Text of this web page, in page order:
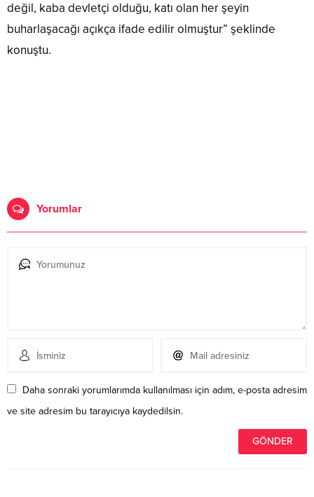
değil, kaba devletçi olduğu, katı olan her şeyin
buharlaşacağı açıkça ifade edilir olmuştur” şeklinde
konuştu.
Yorumlar
Daha sonraki yorumlarımda kullanılması için adım, e-posta adresim
ve site adresim bu tarayıcıya kaydedilsin.